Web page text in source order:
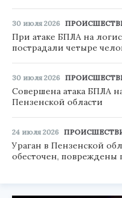
30 июля 2026
При атаке БПЛА на
пострадали четыре
30 июля 2026
Совершена атака БПЛА
Пензенской области
24 июля 2026
Ураган в Пензенской
обесточен,